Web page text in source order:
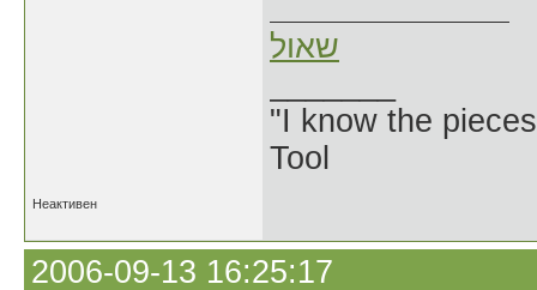
שאול
"I know the
Tool
Неактивен
2006-09-13 16:25:17